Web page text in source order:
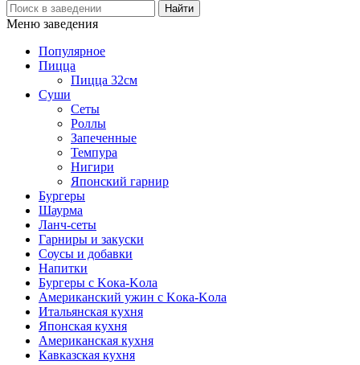
Меню заведения
Популярное
Пицца
Пицца 32см
Суши
Сеты
Роллы
Запеченные
Темпура
Нигири
Японский гарнир
Бургеры
Шаурма
Ланч-сеты
Гарниры и закуски
Соусы и добавки
Напитки
Бургеры с Kока-Kола
Американский ужин с Kока-Kола
Итальянская кухня
Японская кухня
Американская кухня
Кавказская кухня